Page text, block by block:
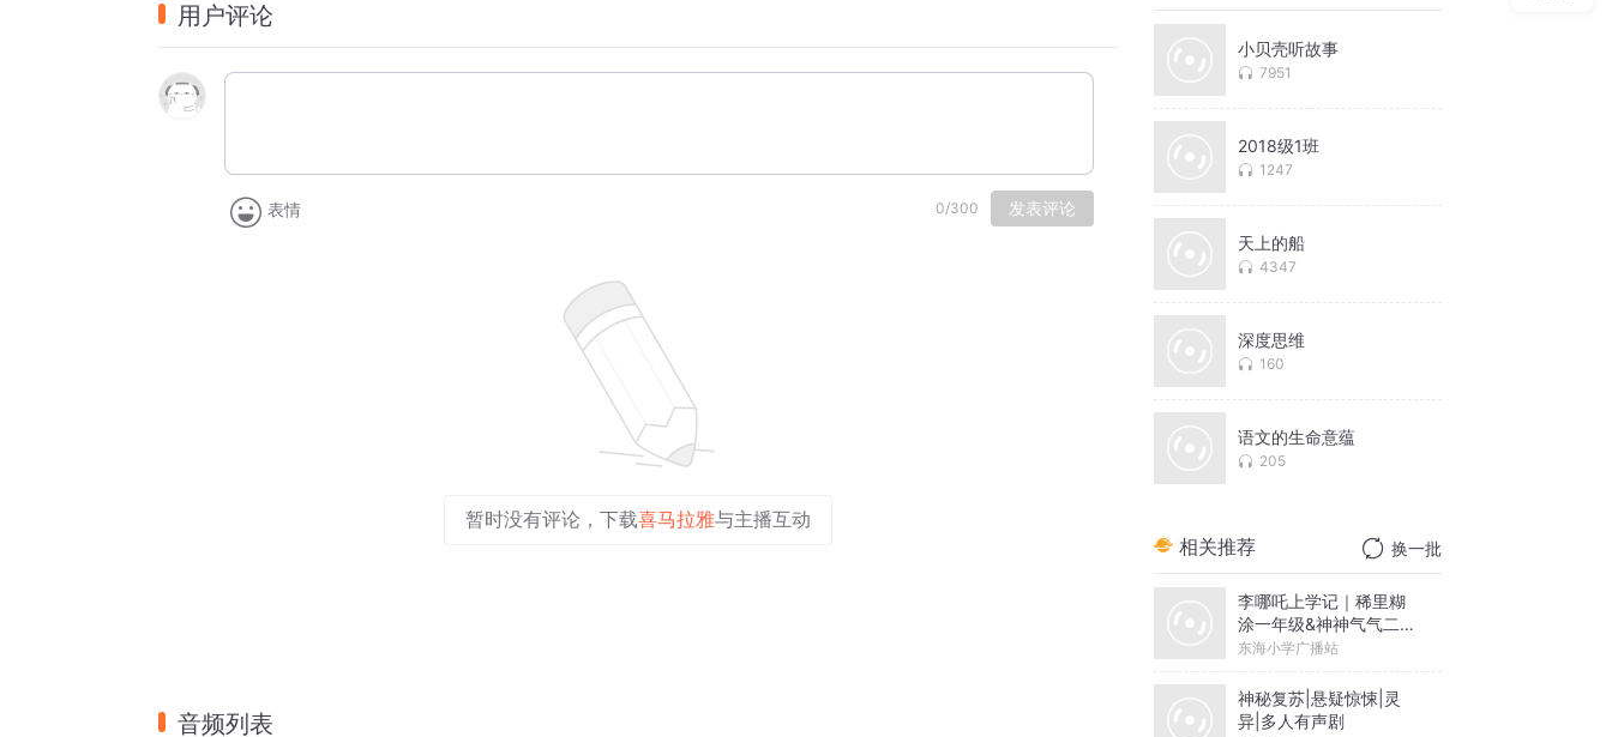
用户评论
表情 0/300 发表评论
暂时没有评论，下载喜马拉雅与主播互动
音频列表
小贝壳听故事
7951
2018级1班
1247
天上的船
4347
深度思维
160
语文的生命意蕴
205
相关推荐 换一批
李哪吒上学记｜稀里糊
涂一年级&神神气气二年
级
东海小学广播站
神秘复苏|悬疑惊悚|灵
异|多人有声剧